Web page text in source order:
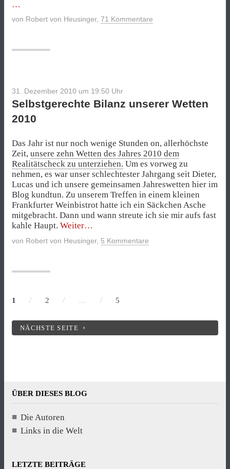
von Robert von Heusinger, 71 Kommentare
31. Dezember 2010 um 19:50 Uhr
Selbstgerechte Bilanz unserer Wetten
2010
Das Jahr ist nur noch wenige Stunden on, allerhöchste
Zeit, unsere zehn Wetten des Jahres 2010 dem
Realitätscheck zu unterziehen. Um es vorweg zu
nehmen, es war unser schlechtester Jahrgang seit Dieter,
Lucas und ich unsere gemeinsamen Jahreswetten hier im
Blog kundtun. Zu unserem Treffen in einem kleinen
Frankfurter Weinbistrot hatte ich ein Säckchen Asche
mitgebracht. Dann und wann streute ich sie mir aufs fast
kahle Haupt. Weiter„Selbstgerechte
unserer
von Robert von Heusinger, 5 Kommentare
1 / 2 / … / 5
NÄCHSTE SEITE
ÜBER DIESES BLOG
Die Autoren
Links in die Welt
LETZTE BEITRÄGE